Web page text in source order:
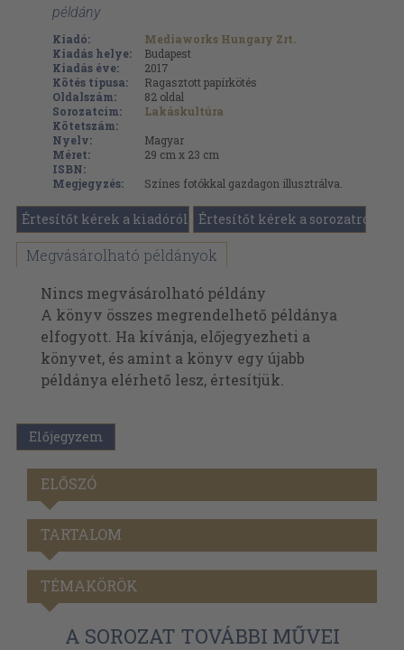
példány
Kiadó:
Mediaworks Hungary Zrt.
Kiadás helye:
Budapest
Kiadás éve:
2017
Kötés típusa:
Ragasztott papírkötés
Oldalszám:
82 oldal
Sorozatcím:
Lakáskultúra
Kötetszám:
Nyelv:
Magyar
Méret:
29 cm x 23 cm
ISBN:
Megjegyzés:
Színes fotókkal gazdagon illusztrálva.
Értesítőt kérek a kiadóról Értesítőt kérek a sorozatról
Megvásárolható példányok
Nincs megvásárolható példány
A könyv összes megrendelhető példánya
elfogyott. Ha kívánja, előjegyezheti a
könyvet, és amint a könyv egy újabb
példánya elérhető lesz, értesítjük.
Előjegyzem
ELŐSZÓ
TARTALOM
TÉMAKÖRÖK
A SOROZAT TOVÁBBI MŰVEI